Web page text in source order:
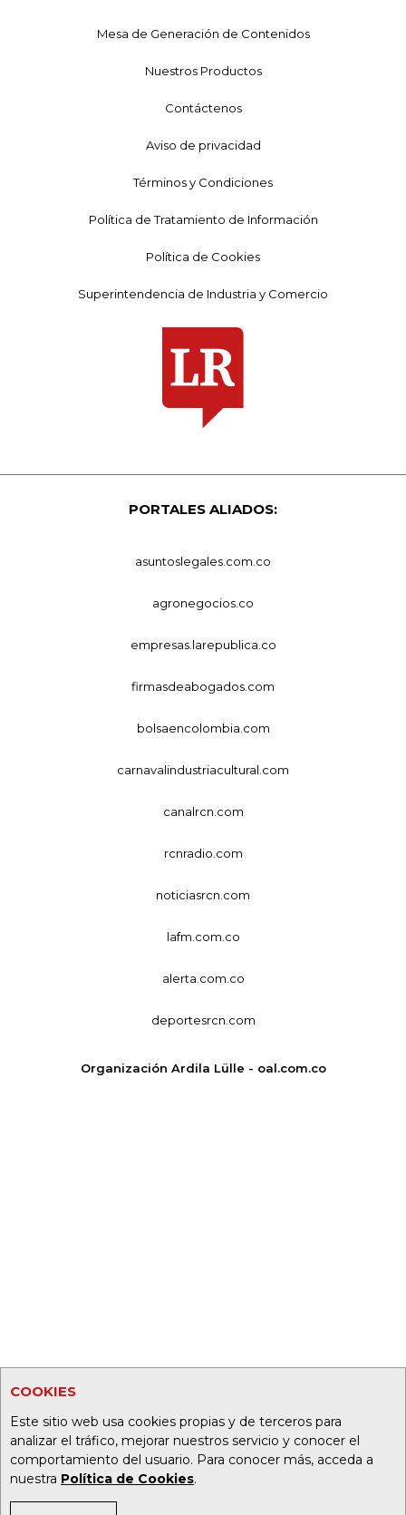
COOKIES
Este sitio web usa cookies propias y de terceros para
analizar el tráfico, mejorar nuestros servicio y conocer el
comportamiento del usuario. Para conocer más, acceda a
nuestra Política de Cookies.
Mesa de Generación de Contenidos
Nuestros Productos
Contáctenos
Aviso de privacidad
Términos y Condiciones
Política de Tratamiento de Información
Política de Cookies
Superintendencia de Industria y Comercio
PORTALES ALIADOS:
asuntoslegales.com.co
agronegocios.co
empresas.larepublica.co
firmasdeabogados.com
bolsaencolombia.com
carnavalindustriacultural.com
canalrcn.com
rcnradio.com
noticiasrcn.com
lafm.com.co
alerta.com.co
deportesrcn.com
Organización Ardila Lülle - oal.com.co